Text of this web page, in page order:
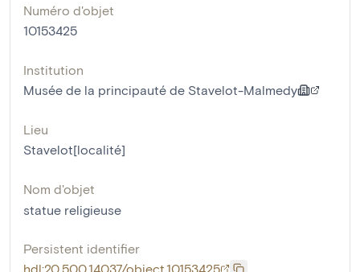
Numéro d'objet
10153425
Institution
Musée de la principauté de Stavelot-Malmedy
Lieu
Stavelot[localité]
Nom d'objet
statue religieuse
Persistent identifier
hdl:20.500.14037/object.10153425